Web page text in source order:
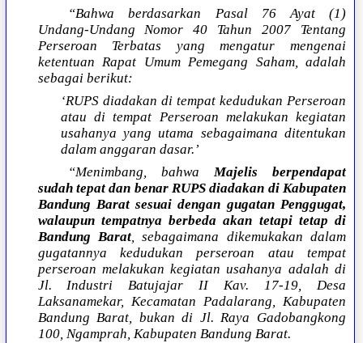
“Bahwa berdasarkan Pasal 76 Ayat (1)
Undang-Undang Nomor 40 Tahun 2007 Tentang
Perseroan Terbatas yang mengatur mengenai
ketentuan Rapat Umum Pemegang Saham, adalah
sebagai berikut:
‘RUPS diadakan di tempat kedudukan Perseroan
atau di tempat Perseroan melakukan kegiatan
usahanya yang utama sebagaimana ditentukan
dalam anggaran dasar.’
“Menimbang, bahwaMajelis berpendapat
sudah tepat dan benar RUPS diadakan di Kabupaten
Bandung Barat sesuai dengan gugatan Penggugat,
walaupun tempatnya berbeda akan tetapi tetap di
Bandung Barat, sebagaimana dikemukakan dalam
gugatannya kedudukan perseroan atau tempat
perseroan melakukan kegiatan usahanya adalah di
Jl. Industri Batujajar II Kav. 17-19, Desa
Laksanamekar, Kecamatan Padalarang, Kabupaten
Bandung Barat, bukan di Jl. Raya Gadobangkong
100, Ngamprah, Kabupaten Bandung Barat.